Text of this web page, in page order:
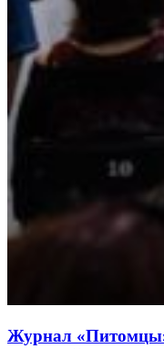
Журнал